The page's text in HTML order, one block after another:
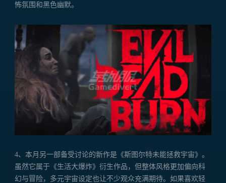
怖氛围和黑色幽默。
4、本月另一部备受讨论的新作是《斯图尔特未能拯救宇宙》。
虽然它属于《生活大爆炸》衍生作品，但整体风格更加偏向科
幻与冒险，多元宇宙设定也让不少观众充满期待。如果喜欢轻